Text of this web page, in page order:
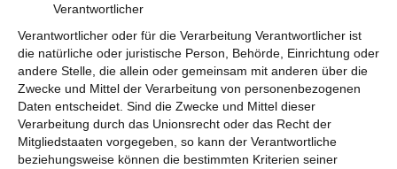
Verantwortlicher
Verantwortlicher oder für die Verarbeitung Verantwortlicher ist
die natürliche oder juristische Person, Behörde, Einrichtung oder
andere Stelle, die allein oder gemeinsam mit anderen über die
Zwecke und Mittel der Verarbeitung von personenbezogenen
Daten entscheidet. Sind die Zwecke und Mittel dieser
Verarbeitung durch das Unionsrecht oder das Recht der
Mitgliedstaaten vorgegeben, so kann der Verantwortliche
beziehungsweise können die bestimmten Kriterien seiner